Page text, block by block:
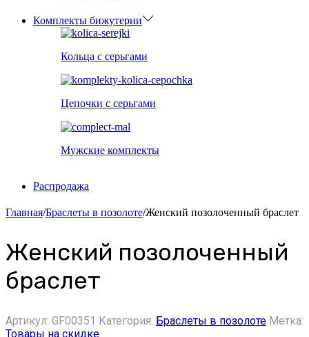
Комплекты бижутерии
Кольца с серьгами
Цепочки с серьгами
Мужские комплекты
Распродажа
Главная/Браслеты в позолоте/Женский позолоченный браслет
Женский позолоченный
браслет
Артикул: GF00351 Категория: Браслеты в позолоте Метка:
Товары на скидке